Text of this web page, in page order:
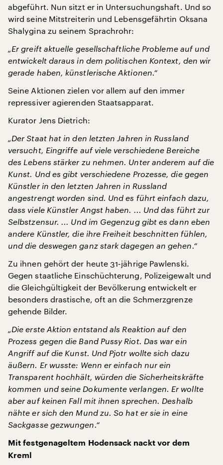
abgeführt. Nun sitzt er in Untersuchungshaft. Und so
wird seine Mitstreiterin und Lebensgefährtin Oksana
Shalygina zu seinem Sprachrohr:
„Er greift aktuelle gesellschaftliche Probleme auf und
entwickelt daraus in dem politischen Kontext, den wir
gerade haben, künstlerische Aktionen.“
Seine Aktionen zielen vor allem auf den immer
repressiver agierenden Staatsapparat.
Kurator Jens Dietrich:
„Der Staat hat in den letzten Jahren in Russland
versucht, Eingriffe auf viele verschiedene Bereiche
des Lebens stärker zu nehmen. Unter anderem auf die
Kunst. Und es gibt verschiedene Prozesse, die gegen
Künstler in den letzten Jahren in Russland
angestrengt worden sind. Und es führt einfach dazu,
dass viele Künstler Angst haben. ... Und das führt zur
Selbstzensur. ... Und im Gegenzug gibt es dann eben
andere Künstler, die ihre Freiheit beschnitten fühlen,
und die deswegen ganz stark dagegen an gehen.“
Zu ihnen gehört der heute 31-jährige Pawlenski.
Gegen staatliche Einschüchterung, Polizeigewalt und
die Gleichgültigkeit der Bevölkerung entwickelt er
besonders drastische, oft an die Schmerzgrenze
gehende Bilder.
„Die erste Aktion entstand als Reaktion auf den
Prozess gegen die Band Pussy Riot. Das war ein
Angriff auf die Kunst. Und Pjotr wollte sich dazu
äußern. Er wusste: Wenn er einfach nur ein
Transparent hochhält, würden die Sicherheitskräfte
kommen und seine Dokumente verlangen. Er wollte
aber auf keinen Fall mit ihnen sprechen. Deshalb
nähte er sich den Mund zu. So hat er sie in eine
Sackgasse gezwungen.“
Mit festgenageltem Hodensack nackt vor dem
Kreml